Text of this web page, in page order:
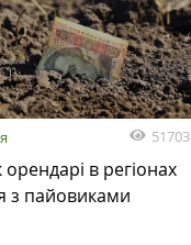
51703
в регіонах
з пайовиками